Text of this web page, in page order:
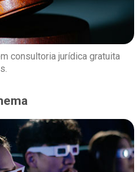
consultoria jurídica gratuita